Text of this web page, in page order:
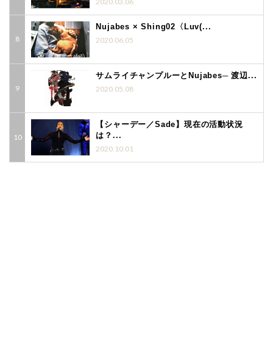
Nujabes × Shing02〈Luv(...
2020.06.05
サムライチャンプルーとNujabes─ 渡辺...
2020.05.08
【シャーデー／Sade】現在の活動状況
は？...
2020.10.01